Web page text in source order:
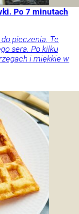
Po 7 minutach
pieczenia. Te
sera. Po kilku
i miękkie w